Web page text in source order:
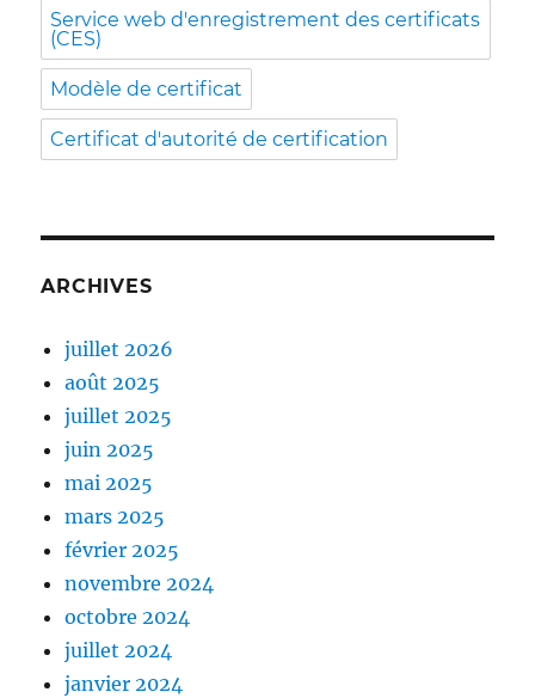
Service web d'enregistrement des certificats
(CES)
Modèle de certificat
Certificat d'autorité de certification
ARCHIVES
juillet 2026
août 2025
juillet 2025
juin 2025
mai 2025
mars 2025
février 2025
novembre 2024
octobre 2024
juillet 2024
janvier 2024